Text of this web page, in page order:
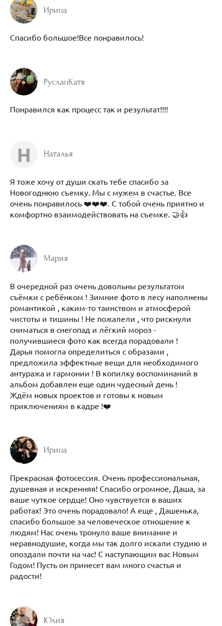
Ирина
Спасибо большое!Все понравилось!
РусланКатя
Понравился как процесс так и результат!!!!
Н Наталья
Я тоже хочу от души скать тебе спасибо за
Новогоднюю съемку. Мы с мужем в счастье. Все
очень понравилось ❤️❤️❤️. С тобой очень приятно и
комфортно взаимодействовать на съемке. 🤝👍
Мария
В очередной раз очень довольны результатом
съёмки с ребёнком ! Зимние фото в лесу наполнены
романтикой , каким-то таинством и атмосферой
чистоты и тишины ! Не пожалели , что рискнули
сниматься в снегопад и лёгкий мороз -
получившиеся фото как всегда порадовали !
Дарья помогла определиться с образами ,
предложила эффектные вещи для необходимого
антуража и гармонии ! В копилку воспоминаний в
альбом добавлен еще один чудесный день !
Ждём новых проектов и готовы к новым
приключениям в кадре !❤️
Ирина
Прекрасная фотосессия. Очень профессиональная,
душевная и искренняя! Спасибо огромное, Даша, за
ваше чуткое сердце! Оно чувствуется в ваших
работах! Это очень порадовало! А еще , Дашенька,
спасибо большое за человеческое отношение к
людям! Нас очень тронуло ваше внимание и
неравнодушие, когда мы так долго искали студию и
опоздали почти на час! С наступающим вас Новым
Годом! Пусть он принесет вам много счастья и
радости!
Юлия